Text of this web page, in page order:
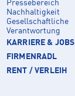
Pressebereich
Nachhaltigkeit
Gesellschaftliche
Verantwortung
KARRIERE & JOBS
FIRMENRADL
RENT / VERLEIH